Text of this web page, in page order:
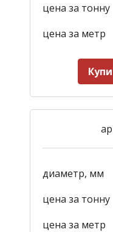
цена за тонну
цена за метр
диаметр, мм
цена за тонну
цена за метр